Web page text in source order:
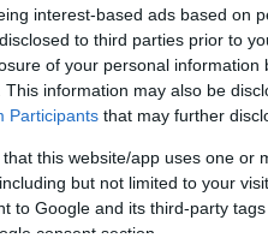
interest-based ads based on
to third parties prior to
of your personal information
This information may also be
Participants that may further
that this website/app uses one or
but not limited to your
to Google and its third-party
consent section.
ukx5OhvXAP
(@clashreport)
πρόεδρος υποστήριξε